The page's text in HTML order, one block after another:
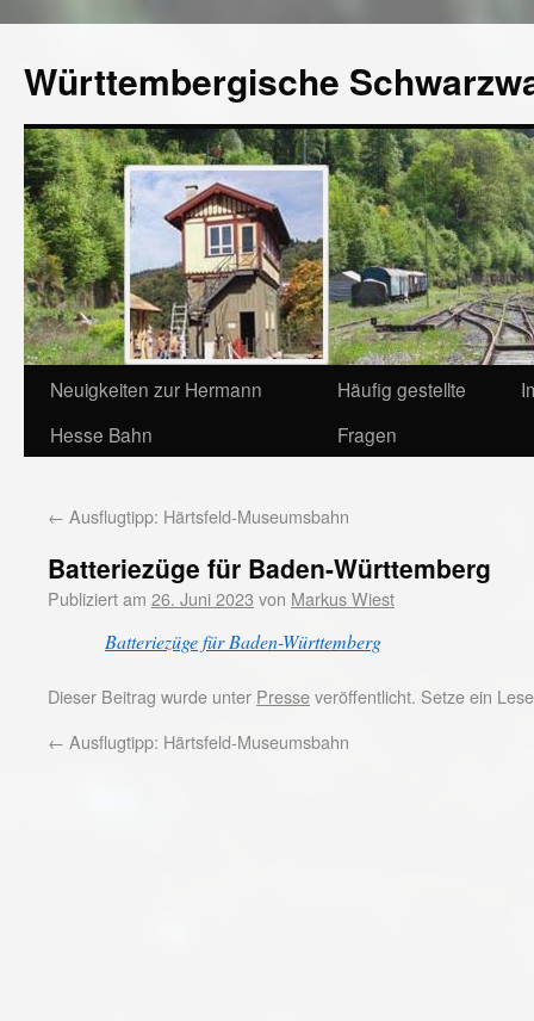
Württembergische
Neuigkeiten zur Hermann
Hesse Bahn
Häufig gestellte
Fragen
← Ausflugtipp: Härtsfeld-Museumsbahn
Batteriezüge für Baden-Württemberg
Publiziert am 26. Juni 2023 von Markus Wiest
Batteriezüge für Baden-Württemberg
Dieser Beitrag wurde unter Presseveröffentlicht. Setze ein
← Ausflugtipp: Härtsfeld-Museumsbahn